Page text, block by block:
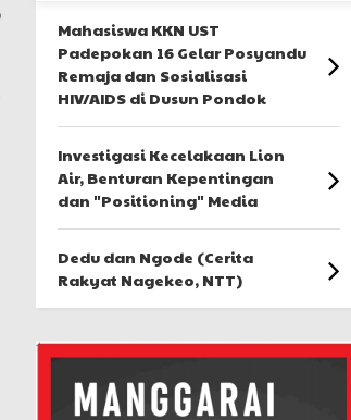
Mahasiswa KKN UST
Padepokan 16 Gelar Posyandu
Remaja dan Sosialisasi
HIV/AIDS di Dusun Pondok
Investigasi Kecelakaan Lion
Air, Benturan Kepentingan
dan "Positioning" Media
Dedu dan Ngode (Cerita
Rakyat Nagekeo, NTT)